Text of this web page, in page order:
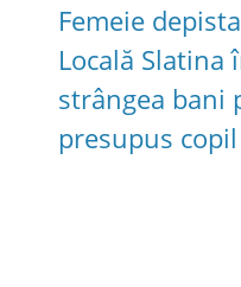
Femeie
Locală Slatina
strângea bani
presupus